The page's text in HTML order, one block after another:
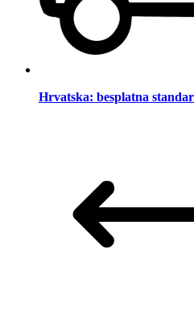
Hrvatska: besplatna